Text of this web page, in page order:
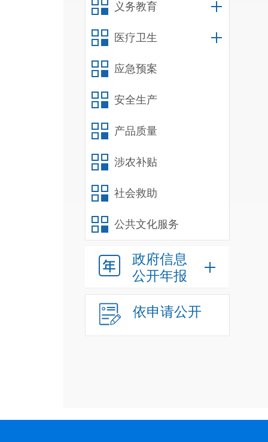
义务教育
医疗卫生
应急预案
安全生产
产品质量
涉农补贴
社会救助
公共文化服务
政府信息
公开年报
依申请公开